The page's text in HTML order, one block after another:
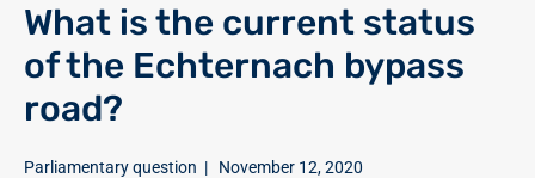
What is the current status
of the Echternach bypass
road?
Parliamentary question | November 12, 2020